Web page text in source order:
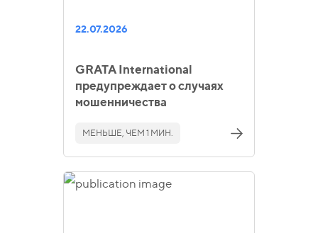
22.07.2026
GRATA International
предупреждает о случаях
мошенничества
МЕНЬШЕ, ЧЕМ 1 МИН.